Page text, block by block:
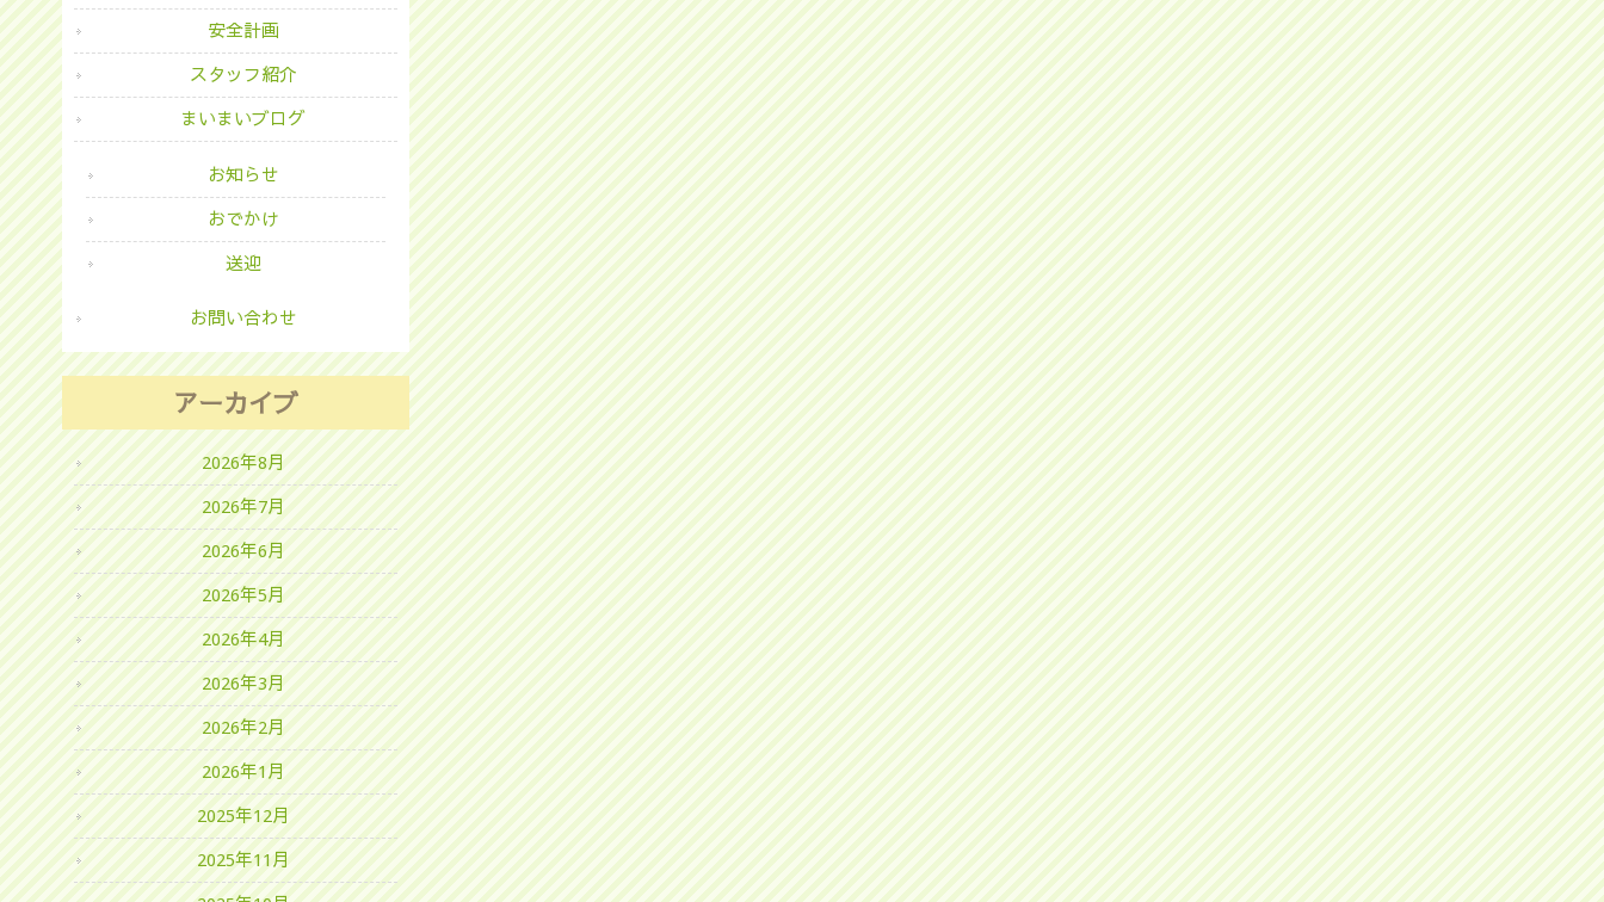
安全計画
スタッフ紹介
まいまいブログ
お知らせ
おでかけ
送迎
お問い合わせ
アーカイブ
2026年8月
2026年7月
2026年6月
2026年5月
2026年4月
2026年3月
2026年2月
2026年1月
2025年12月
2025年11月